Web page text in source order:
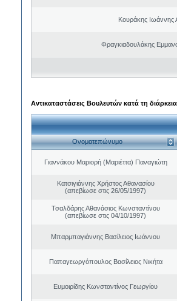
Κουράκης Ιωάννης
Φραγκιαδουλάκης
Αντικαταστάσεις Βουλευτών κατά τη
Ονοματεπώνυμο
Γιαννάκου Μαριορή (Μαριέττα) Παναγιώτη
Κατσιγιάννης Χρήστος Αθανασίου
(απεβίωσε στις 26/05/1997)
Τσαλδάρης Αθανάσιος Κωνσταντίνου
(απεβίωσε στις 04/10/1997)
Μπαρμπαγιάννης Βασίλειος Ιωάννου
Παπαγεωργόπουλος Βασίλειος Νικήτα
Ευμοιρίδης Κωνσταντίνος Γεωργίου